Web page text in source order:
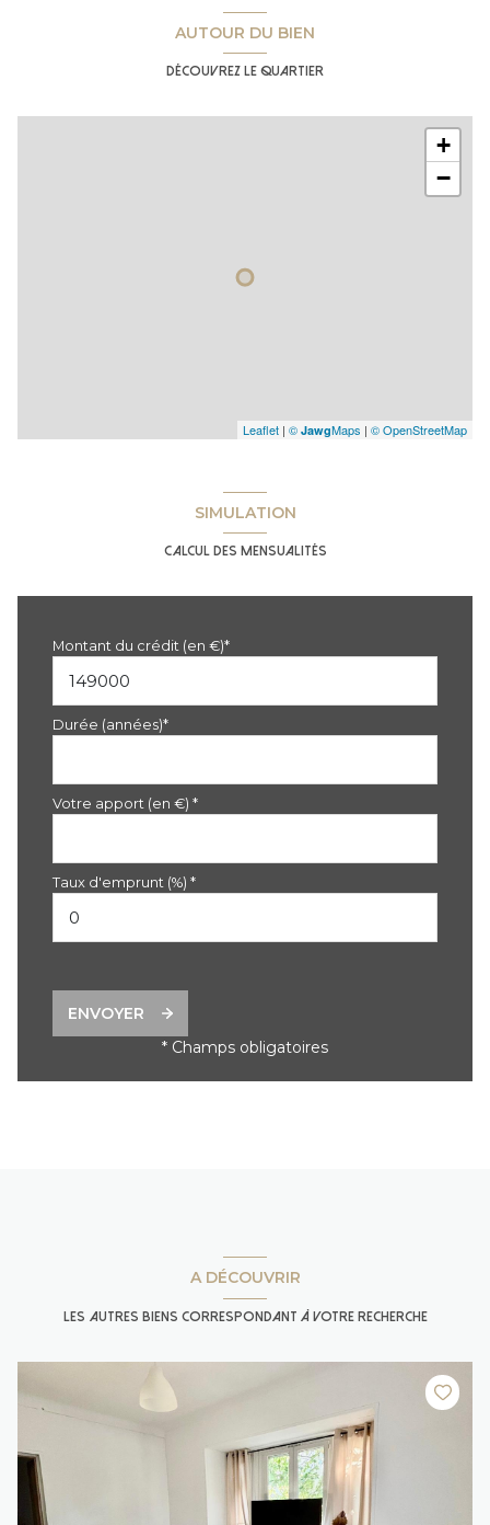
AUTOUR DU BIEN
Découvrez le quartier
+
−
Leaflet | © JawgMaps | © OpenStreetMap
SIMULATION
Calcul des mensualités
Montant du crédit (en €)*
Durée (années)*
Votre apport (en €) *
Taux d'emprunt (%) *
ENVOYER
* Champs obligatoires
A DÉCOUVRIR
les autres biens correspondant à votre recherche